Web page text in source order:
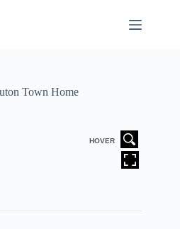
Town Home
HOVER